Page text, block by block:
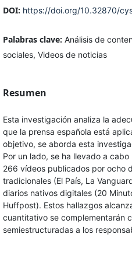
DOI: https://doi.org/10.32870/
Palabras clave: Análisis de
sociales, Videos de noticias
Resumen
Esta investigación analiza la
que la prensa española está
objetivo, se aborda esta
Por un lado, se ha llevado a
266 vídeos publicados por ocho
tradicionales (El País, La
diarios nativos digitales (20
Huffpost). Estos hallazgos
cuantitativo se complementarán
semiestructuradas a los